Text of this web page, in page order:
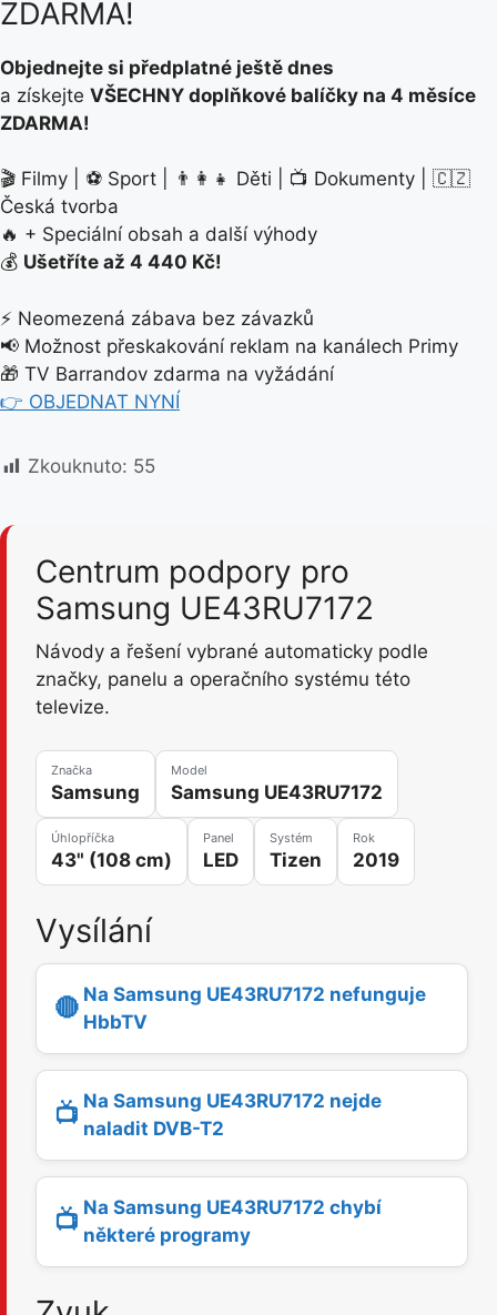
ZDARMA!
Objednejte si předplatné ještě dnes
a získejte VŠECHNY doplňkové balíčky na 4 měsíce
ZDARMA!
🎬 Filmy | ⚽ Sport | 👨‍👩‍👧 Děti | 📺 Dokumenty | 🇨🇿
Česká tvorba
🔥 + Speciální obsah a další výhody
💰 Ušetříte až 4 440 Kč!
⚡ Neomezená zábava bez závazků
📢 Možnost přeskakování reklam na kanálech Primy
🎁 TV Barrandov zdarma na vyžádání
👉 OBJEDNAT NYNÍ
Zkouknuto: 55
Centrum podpory pro
Samsung UE43RU7172
Návody a řešení vybrané automaticky podle
značky, panelu a operačního systému této
televize.
Značka
Samsung
Model
Samsung UE43RU7172
Úhlopříčka
43" (108 cm)
Panel
LED
Systém
Tizen
Rok
2019
Vysílání
🔴 Na Samsung UE43RU7172 nefunguje
HbbTV
📺 Na Samsung UE43RU7172 nejde
naladit DVB-T2
📺 Na Samsung UE43RU7172 chybí
některé programy